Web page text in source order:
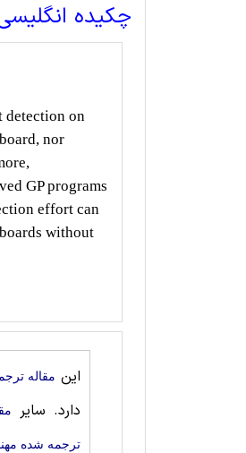
چکیده
detection on
nor
GP programs
effort can
without
این مقاله
دارد. سایر
ترجمه شده